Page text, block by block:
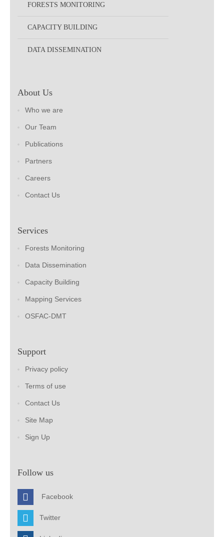
FORESTS MONITORING
CAPACITY BUILDING
DATA DISSEMINATION
About Us
Who we are
Our Team
Publications
Partners
Careers
Contact Us
Services
Forests Monitoring
Data Dissemination
Capacity Building
Mapping Services
OSFAC-DMT
Support
Privacy policy
Terms of use
Contact Us
Site Map
Sign Up
Follow us
Facebook
Twitter